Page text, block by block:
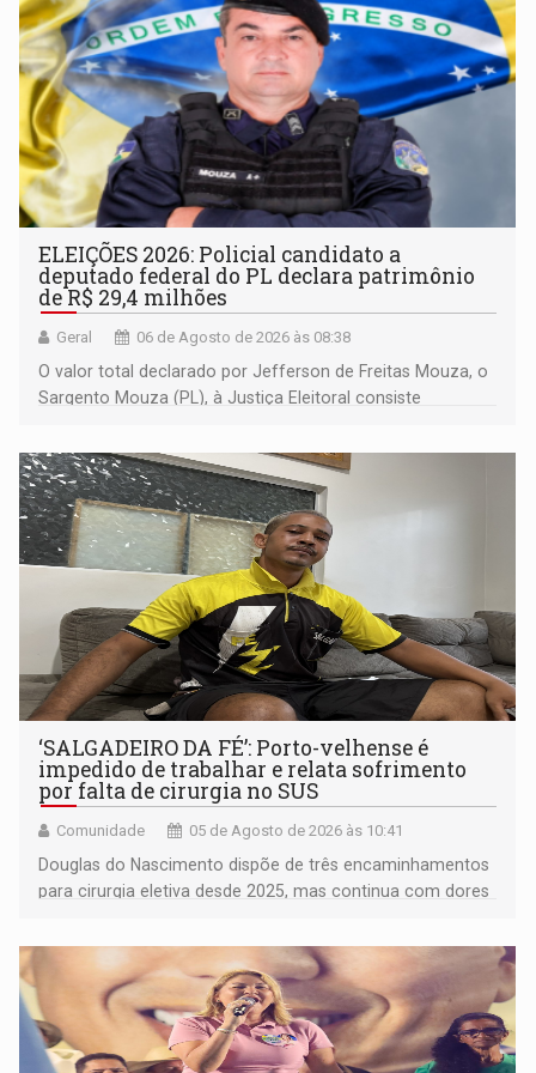
ELEIÇÕES 2026: Policial candidato a
deputado federal do PL declara patrimônio
de R$ 29,4 milhões
Geral 06 de Agosto de 2026 às 08:38
O valor total declarado por Jefferson de Freitas Mouza, o
Sargento Mouza (PL), à Justiça Eleitoral consiste
desportivo localizado no interior do estado.
‘SALGADEIRO DA FÉ’: Porto-velhense é
impedido de trabalhar e relata sofrimento
por falta de cirurgia no SUS
Comunidade 05 de Agosto de 2026 às 10:41
Douglas do Nascimento dispõe de três encaminhamentos
para cirurgia eletiva desde 2025, mas continua com dores
aplicação de laser custa R$ 10 mil